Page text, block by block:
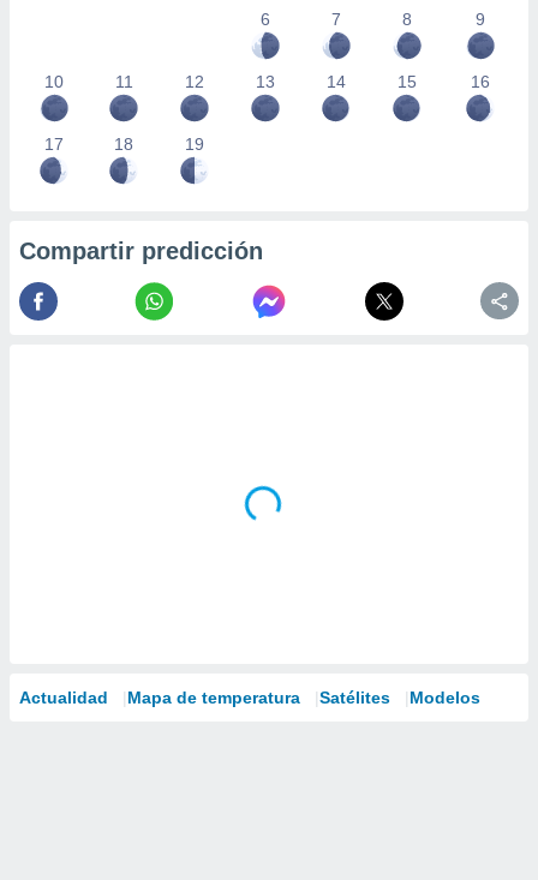
6
7 8 9
10 11 12 13 14 15 16
17 18 19
Compartir predicción
Actualidad Mapa de temperatura Satélites Modelos